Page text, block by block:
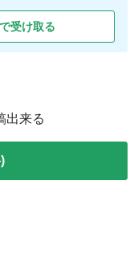
受け取る
出来る